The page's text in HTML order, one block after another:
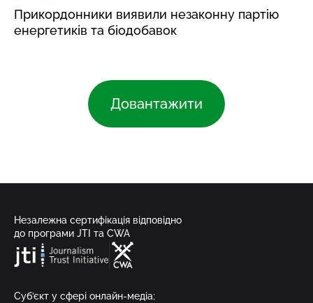
Прикордонники виявили незаконну партію
енергетикiв та бiодобавок
Довантажити
Незалежна сертифікація відповідно
до програми JTI та CWA
Суб’єкт у сфері онлайн-медіа;